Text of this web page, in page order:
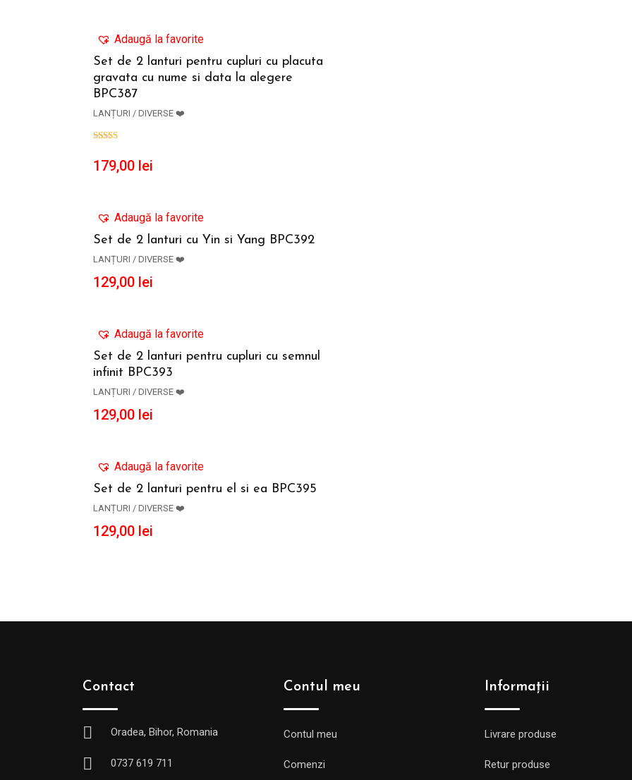
Adaugă la favorite
Set de 2 lanturi pentru cupluri cu placuta
gravata cu nume si data la alegere
BPC387
LANȚURI / DIVERSE ❤️
179,00 lei
Adaugă la favorite
Set de 2 lanturi cu Yin si Yang BPC392
LANȚURI / DIVERSE ❤️
129,00 lei
Adaugă la favorite
Set de 2 lanturi pentru cupluri cu semnul
infinit BPC393
LANȚURI / DIVERSE ❤️
129,00 lei
Adaugă la favorite
Set de 2 lanturi pentru el si ea BPC395
LANȚURI / DIVERSE ❤️
129,00 lei
Contact
Oradea, Bihor, Romania
0737 619 711
Contul meu
Contul meu
Comenzi
Informații
Livrare produse
Retur produse